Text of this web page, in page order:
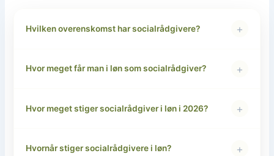
Hvilken overenskomst har socialrådgivere? +
Hvor meget får man i løn som socialrådgiver? +
Hvor meget stiger socialrådgiver i løn i 2026? +
Hvornår stiger socialrådgivere i løn? +